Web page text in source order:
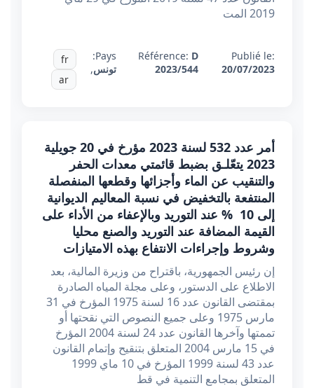
2019 المت
Publié le:
20/07/2023
Référence: D
2023/544
Pays:
تونس,
fr
ar
أمر عدد 532 لسنة 2023 مؤرخ في 20 جويلية
2023 يتعّلـق بضبط قائمتي معدات الحفر
والتنقيب عن الماء وأجزائها وقطعها المنفصلة
المنتفعة بالتخفيض في نسبة المعاليم الديوانية
إلى 10 % عند التوريد وبالإعفاء من الأداء على
القيمة المضافة عند التوريد والصنع محليا
وشروط وإجراءات الانتفاع بهذه الامتيازات
إن رئيس الجمهورية، باقتراح من وزيرة المالية، بعد
الاطلاع على الدستور، وعلى مجلة المياه الصادرة
بمقتضى القانون عدد 16 لسنة 1975 المؤرخ في 31
مارس 1975 وعلى جميع النصوص التي نقحتها أو
تممتها وآخرها القانون عدد 24 لسنة 2004 المؤرخ
في 15 مارس 2004 المتعلق بتنقيح وإتمام القانون
عدد 43 لسنة 1999 المؤرخ في 10 ماي 1999
المتعلق بمجامع التنمية في قط